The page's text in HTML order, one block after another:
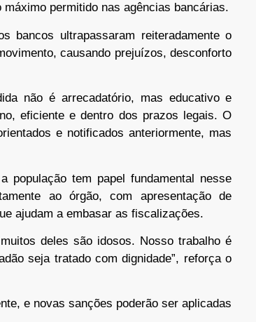
permitido nas agências bancárias.
bancos ultrapassaram reiteradamente o
causando prejuízos, desconforto
não é arrecadatório, mas educativo e
eficiente e dentro dos prazos legais. O
e notificados anteriormente, mas
população tem papel fundamental nesse
ao órgão, com apresentação de
ajudam a embasar as fiscalizações.
deles são idosos. Nosso trabalho é
seja tratado com dignidade”, reforça o
e novas sanções poderão ser aplicadas